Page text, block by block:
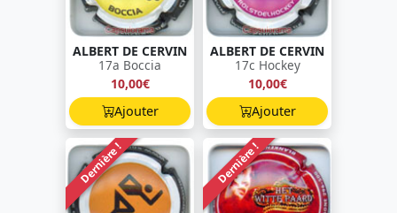
ALBERT DE CERVIN
17a Boccia
10,00€
Ajouter
ALBERT DE CERVIN
17c Hockey
10,00€
Ajouter
Dernière ! Dernière !